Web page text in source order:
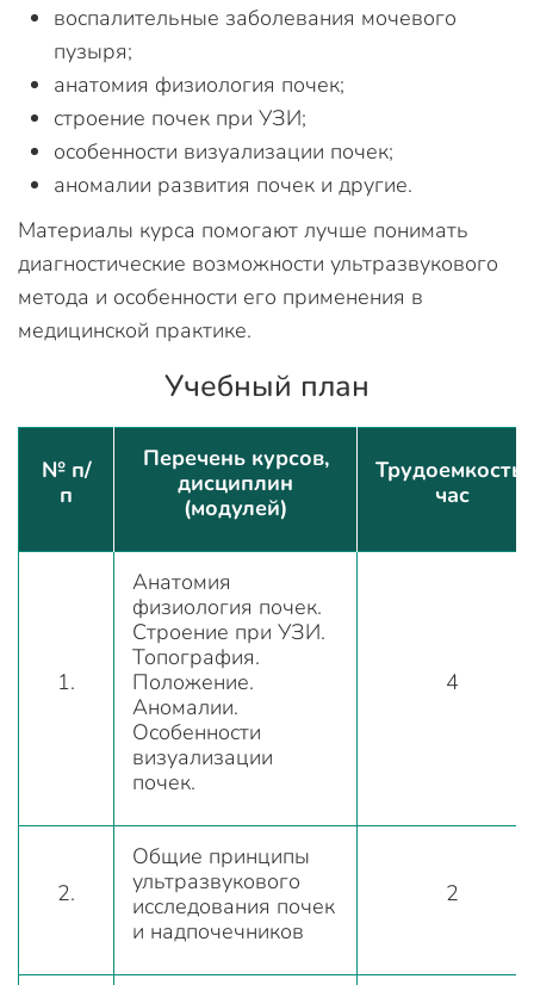
воспалительные заболевания мочевого
пузыря;
анатомия физиология почек;
строение почек при УЗИ;
особенности визуализации почек;
аномалии развития почек и другие.
Материалы курса помогают лучше понимать
диагностические возможности ультразвукового
метода и особенности его применения в
медицинской практике.
Учебный план
№ п/
п
Перечень курсов,
дисциплин
(модулей)
Трудоемкость,
час
1.
Анатомия
физиология почек.
Строение при УЗИ.
Топография.
Положение.
Аномалии.
Особенности
визуализации
почек.
4
2.
Общие принципы
ультразвукового
исследования почек
и надпочечников
2